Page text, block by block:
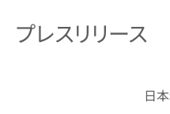
プレスリリース
日